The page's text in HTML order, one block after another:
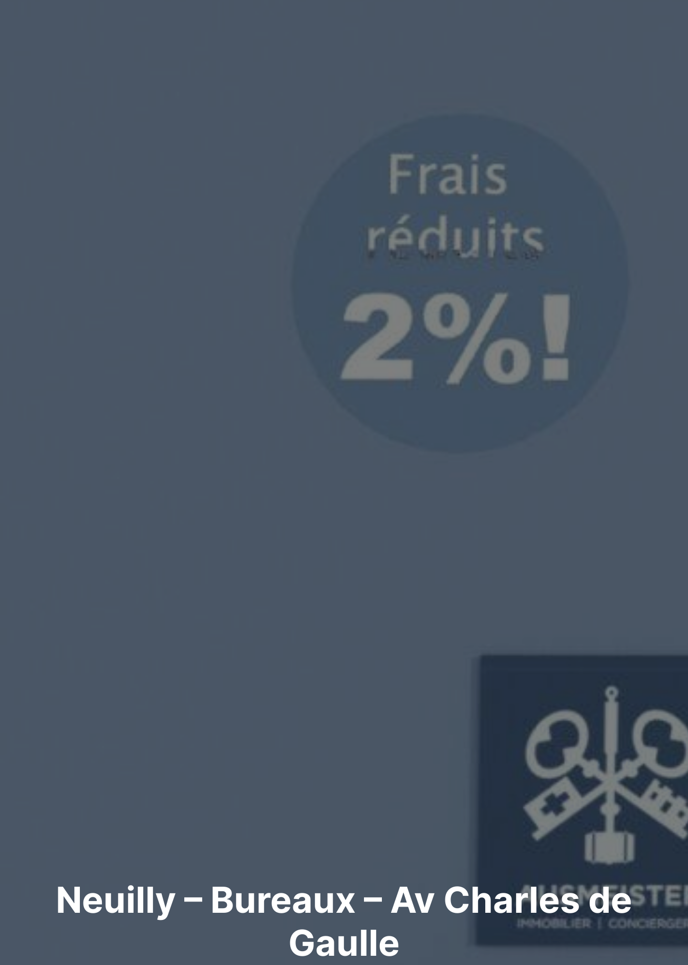
Neuilly – Bureaux – Av Charles de
Gaulle